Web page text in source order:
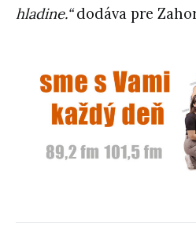
hladine.“dodáva pre